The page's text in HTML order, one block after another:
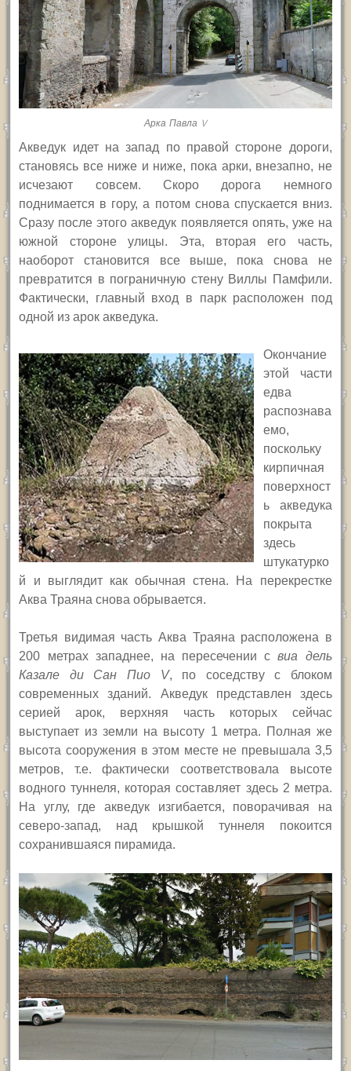
Арка Павла V
Акведук идет на запад по правой стороне дороги,
становясь все ниже и ниже, пока арки, внезапно, не
исчезают совсем. Скоро дорога немного
поднимается в гору, а потом снова спускается вниз.
Сразу после этого акведук появляется опять, ужена
южной стороне улицы. Эта, вторая его часть,
наоборот становится все выше, пока снова не
превратится в пограничную стену Виллы Памфили.
Фактически, главный вход в парк расположен под
одной из арок акведука.
Окончание
этой части
едва
распознава
емо,
поскольку
кирпичная
поверхност
ь акведука
покрыта
здесь
штукатурко
й и выглядит как обычная стена. На перекрестке
Аква Траяна снова обрывается.
Третья видимая часть Аква Траяна расположена в
200 метрах западнее, на пересечении свиа дель
Казале ди Сан Пио V, по соседству с блоком
современных зданий. Акведук представлен здесь
серией арок, верхняя часть которых сейчас
выступает из земли на высоту 1 метра. Полная же
высота сооружения в этом месте не превышала 3,5
метров, т.е. фактически соответствовала высоте
водного туннеля, которая составляет здесь 2 метра.
На углу, где акведук изгибается, поворачивая на
северо-запад, над крышкой туннеля покоится
сохранившаяся пирамида.